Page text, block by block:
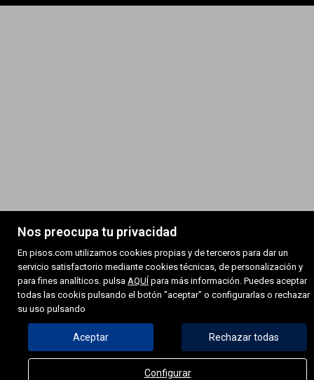
Nos preocupa tu privacidad
En pisos.com utilizamos cookies propias y de terceros para dar un
servicio satisfactorio mediante cookies técnicas, de personalización y
para fines analíticos. pulsa AQUÍ para más información. Puedes aceptar
todas las cookis pulsando el botón "aceptar" o configurarlas o rechazar
su uso pulsando
Aceptar Rechazar todas
Configurar